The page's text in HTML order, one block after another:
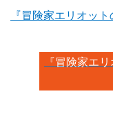
『冒険家エリオッ
『冒険家エ